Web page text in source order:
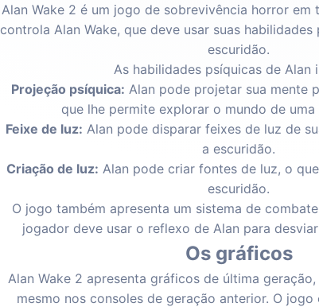
Alan Wake 2 é um jogo de sobrevivência horror em
controla Alan Wake, que deve usar suas
escuridão.
As habilidades psíquicas de Alan
Projeção psíquica: Alan pode projetar sua mente
que lhe permite explorar o mundo de
Feixe de luz: Alan pode disparar feixes de luz de
a escuridão.
Criação de luz: Alan pode criar fontes de luz, o
escuridão.
O jogo também apresenta um sistema de
jogador deve usar o reflexo de Alan para
Os gráficos
Alan Wake 2 apresenta gráficos de última
mesmo nos consoles de geração anterior. O jogo